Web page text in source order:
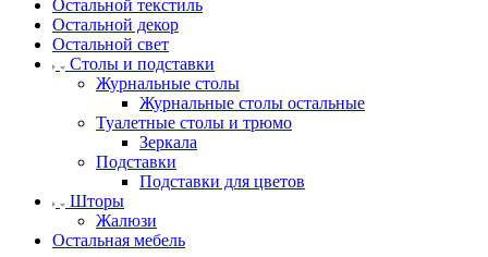
Остальной текстиль
Остальной декор
Остальной свет
Столы и подставки
Журнальные столы
Журнальные столы остальные
Туалетные столы и трюмо
Зеркала
Подставки
Подставки для цветов
Шторы
Жалюзи
Остальная мебель